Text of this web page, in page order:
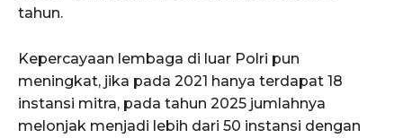
tahun.
Kepercayaan lembaga di luar Polri pun
meningkat, jika pada 2021 hanya terdapat 18
instansi mitra, pada tahun 2025 jumlahnya
melonjak menjadi lebih dari 50 instansi dengan